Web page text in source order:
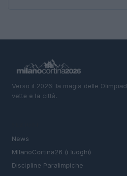
Verso il 2026: la magia delle
vette e la città.
News
MIlanoCortina26 (i luoghi)
Discipline Paralimpiche